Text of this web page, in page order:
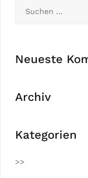
nach:
Neueste
Archiv
Kategorien